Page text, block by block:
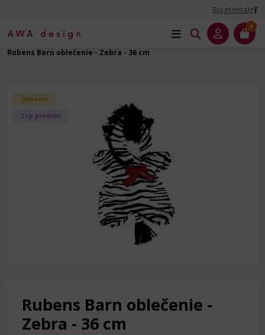
BlogKontakt
0
Príslušenstvo ku bábikam
Oblečenie - Zvieratká a deti - 36 cm
Rubens Barn oblečenie - Zebra - 36 cm
Skladom
Top produkt
Rubens Barn oblečenie -
Zebra - 36 cm